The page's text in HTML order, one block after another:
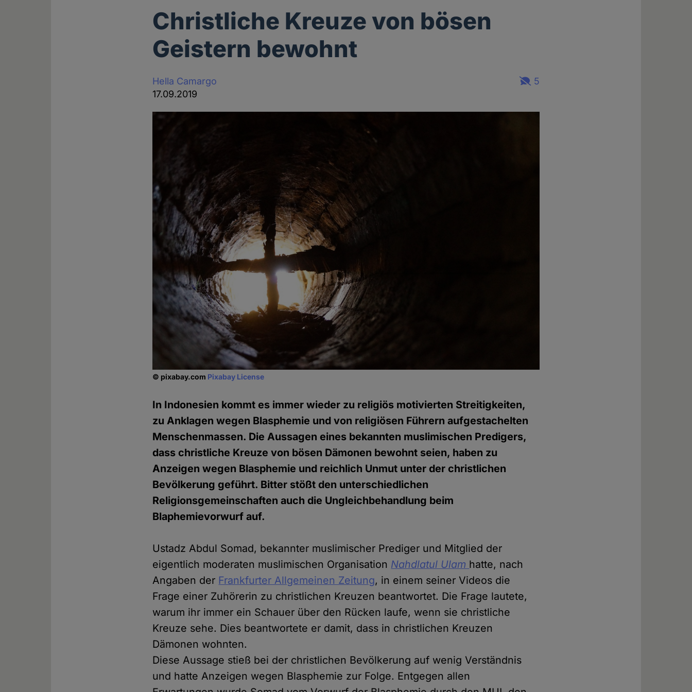
Christliche Kreuze von bösen
Geistern bewohnt
Hella Camargo
17.09.2019
5
© pixabay.com Pixabay License
In Indonesien kommt es immer wieder zu religiös motivierten Streitigkeiten,
zu Anklagen wegen Blasphemie und von religiösen Führern aufgestachelten
Menschenmassen. Die Aussagen eines bekannten muslimischen Predigers,
dass christliche Kreuze von bösen Dämonen bewohnt seien, haben zu
Anzeigen wegen Blasphemie und reichlich Unmut unter der christlichen
Bevölkerung geführt. Bitter stößt den unterschiedlichen
Religionsgemeinschaften auch die Ungleichbehandlung beim
Blaphemievorwurf auf.
Ustadz Abdul Somad, bekannter muslimischer Prediger und Mitglied der
eigentlich moderaten muslimischen Organisation Nahdlatul Ulam hatte, nach
Angaben der Frankfurter Allgemeinen Zeitung, in einem seiner Videos die
Frage einer Zuhörerin zu christlichen Kreuzen beantwortet. Die Frage lautete,
warum ihr immer ein Schauer über den Rücken laufe, wenn sie christliche
Kreuze sehe. Dies beantwortete er damit, dass in christlichen Kreuzen
Dämonen wohnten.
Diese Aussage stieß bei der christlichen Bevölkerung auf wenig Verständnis
und hatte Anzeigen wegen Blasphemie zur Folge. Entgegen allen